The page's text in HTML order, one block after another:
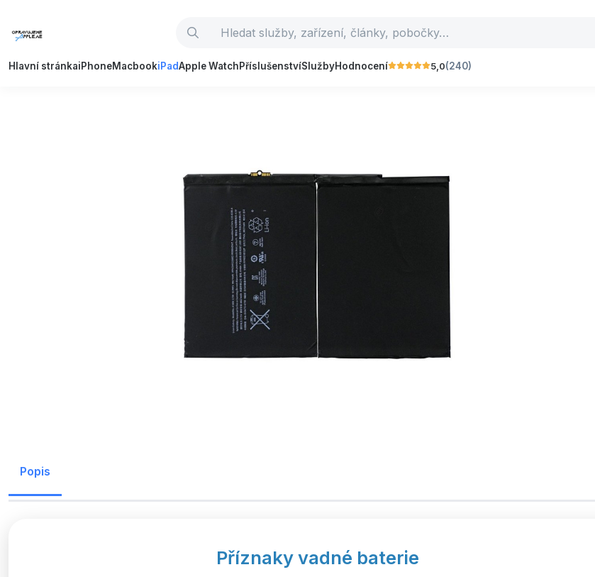
Hlavní stránkaiPhoneMacbookiPadApple WatchPříslušenstvíSlužbyHodnocení 5,0(240)
Popis
Příznaky vadné baterie